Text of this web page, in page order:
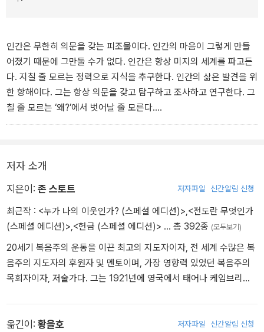
인간은 무한히 의문을 갖는 피조물이다. 인간의 마음이 그렇게 만들
어졌기 때문에 그만둘 수가 없다. 인간은 항상 미지의 세계를 파고든
다. 지칠 줄 모르는 정력으로 지식을 추구한다. 인간의 삶은 발견을 위
한 항해이다. 그는 항상 의문을 갖고 탐구하고 조사하고 연구한다. 그
칠 줄 모르는 ‘왜?’에서 벗어날 줄 모른다.
친다. 이것은 이상한 일이 아니다. 하나님께서는 어떠한 분이시든 여
하간 영원불멸하는 분이신 데 반하여, 인간은 유한하고 반드시 멸망
하나님께서는 모든 면에서 우리의 이해 차원을 넘어선 분이시다. 그
래서 우리의 지성이 다른 과학 영역에서 아무리 놀랍고 효과적인 도
구라 하더라도 이 부분에서는 전혀 도움이 되지 못한다. 우리의 지성
은 하나님의 무한하신 생각에까지 오르지 못한다. 오르는 사다리가
님의 오묘(깊음)를 어찌 능히 측량하며 전능자를 어찌 능히 온전히 알
겠느냐’(욥11:7). 욥은 그것이 불가능하다고 결론지었다.
저자 소개
지은이: 존 스토트 저자파일 신간알림 신청
최근작 : <누가 나의 이웃인가? (스페셜 에디션)> <전도란 무엇인가
(스페셜 에디션)> <헌금 (스페셜 에디션)> … 총 392종 (모두보기)
20세기 복음주의 운동을 이끈 최고의 지도자이자, 전 세계 수많은 복
음주의 지도자의 후원자 및 멘토이며, 가장 영향력 있었던 복음주의
목회자이자, 저술가다. 그는 1921년에 영국에서 태어나 케임브리지
으로 효과적인 도시 목회를 이끌었다. 세계가 인정하는 영적 지도자
옮긴이: 황을호 저자파일 신간알림 신청